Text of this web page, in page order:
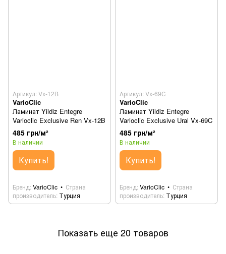
Артикул: Vx-12B
VarioClic
Ламинат Yildiz Entegre
Varioclic Exclusive Ren Vx-12B
485 грн/м²
В наличии
Купить!
Бренд VarioClic
Страна
производитель Турция
Артикул: Vx-69C
VarioClic
Ламинат Yildiz Entegre
Varioclic Exclusive Ural Vx-69C
485 грн/м²
В наличии
Купить!
Бренд VarioClic
Страна
производитель Турция
Показать еще 20 товаров